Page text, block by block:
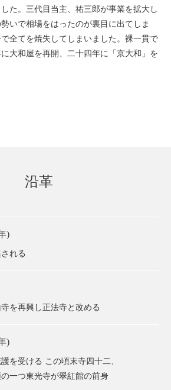
した。三代目当主、祐三郎が事業を拡大し
いで相場をはったのが裏目に出てしま
全てを焼失してしまいました。裸一貫で
大和屋を再開、二十四年に「京大和」を
沿革
)
れる
を再興し正法寺と改める
)
を受ける この頃末寺四十二、
一つ東光寺が翠紅館の前身